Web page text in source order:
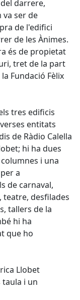
darrere,
va ser de
de l'edifici
de les Ànimes.
és de propietat
tret de la part
Fundació Fèlix
tres edificis
entitats
de Ràdio Calella
hi ha dues
i una
a
de carnaval,
teatre, desfilades
tallers de la
hi ha
que ho
Llobet
taula i un